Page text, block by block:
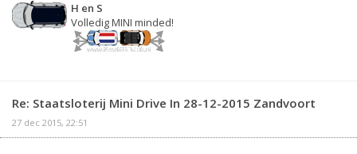
H en S
Volledig MINI minded!
Re: Staatsloterij Mini Drive In 28-12-2015 Zandvoort
27 dec 2015, 22:51